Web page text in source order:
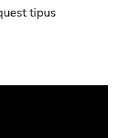
tipus